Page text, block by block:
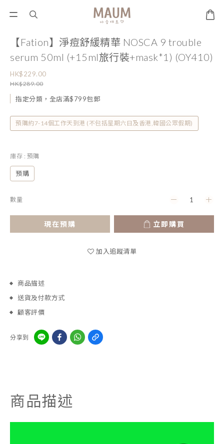
【Fation】淨痘舒緩精華 NOSCA 9 trouble
serum 50ml (+15ml旅行裝+mask*1) (OY410)
HK$229.00
HK$289.00
指定分類，全店滿$799包郵
預購約7-14個工作天到港 (不包括星期六日及香港,韓國公眾假期)
庫存 : 預購
預購
數量
現在預購 立即購買
加入追蹤清單
商品描述
送貨及付款方式
顧客評價
分享到
商品描述